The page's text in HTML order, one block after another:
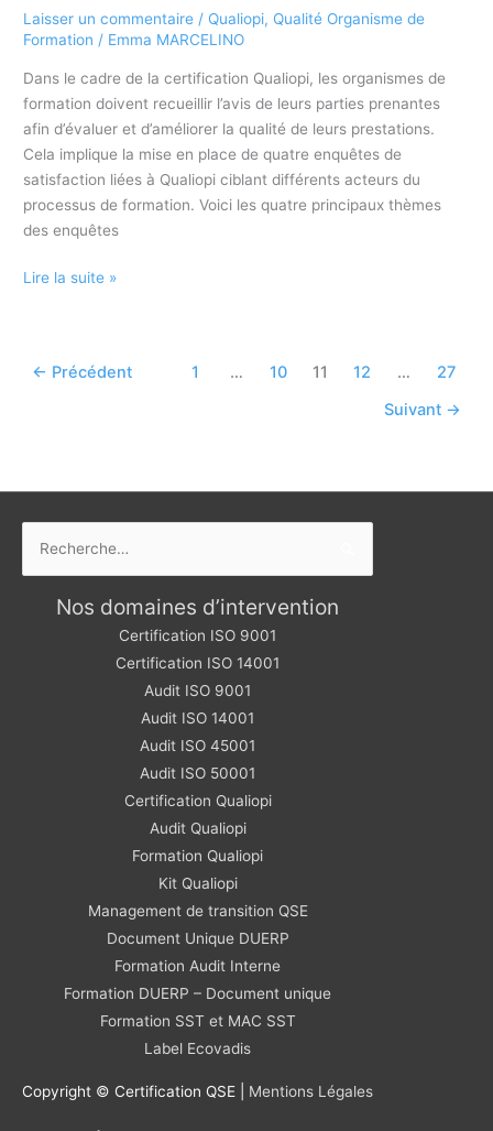
Laisser un commentaire / Qualiopi, Qualité Organisme de
Formation / Emma MARCELINO
Dans le cadre de la certification Qualiopi, les organismes de
formation doivent recueillir l’avis de leurs parties prenantes
afin d’évaluer et d’améliorer la qualité de leurs prestations.
Cela implique la mise en place de quatre enquêtes de
satisfaction liées à Qualiopi ciblant différents acteurs du
processus de formation. Voici les quatre principaux thèmes
des enquêtes
Les
satisfaction
dans
la
certification
Lire la suite »
← Précédent 1 … 10 11 12 …
27
Suivant →
Nos domaines d’intervention
Certification ISO 9001
Certification ISO 14001
Audit ISO 9001
Audit ISO 14001
Audit ISO 45001
Audit ISO 50001
Certification Qualiopi
Audit Qualiopi
Formation Qualiopi
Kit Qualiopi
Management de transition QSE
Document Unique DUERP
Formation Audit Interne
Formation DUERP – Document unique
Formation SST et MAC SST
Label Ecovadis
Copyright © Certification QSE | Mentions Légales